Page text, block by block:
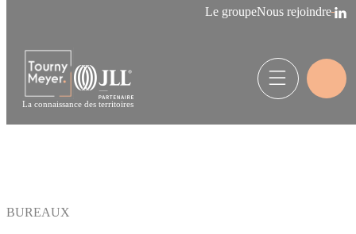
Le groupeNous rejoindre
La connaissance des territoires
BUREAUX